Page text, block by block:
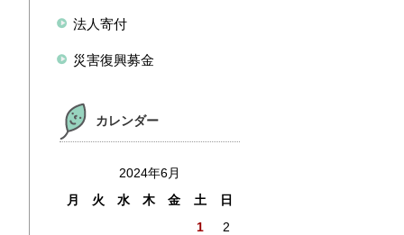
法人寄付
災害復興募金
カレンダー
2024年6月
月
火 水 木 金 土
日
1
2